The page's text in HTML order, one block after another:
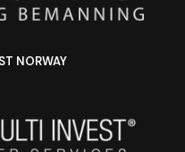
NORWAY